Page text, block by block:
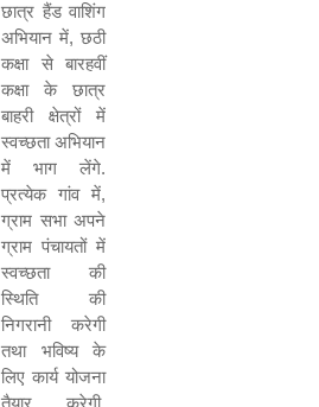
छात्र हैंड वाशिंग
अभियान में, छठी
कक्षा से बारहवीं
कक्षा के छात्र
बाहरी क्षेत्रों में
स्वच्छता अभियान
में भाग लेंगे.
प्रत्येक गांव में,
ग्राम सभा अपने
ग्राम पंचायतों में
स्वच्छता की
स्थिति की
निगरानी करेगी
तथा भविष्य के
लिए कार्य योजना
तैयार करेगी.